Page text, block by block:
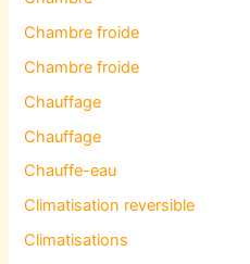
Chambre froide
Chambre froide
Chauffage
Chauffage
Chauffe-eau
Climatisation reversible
Climatisations